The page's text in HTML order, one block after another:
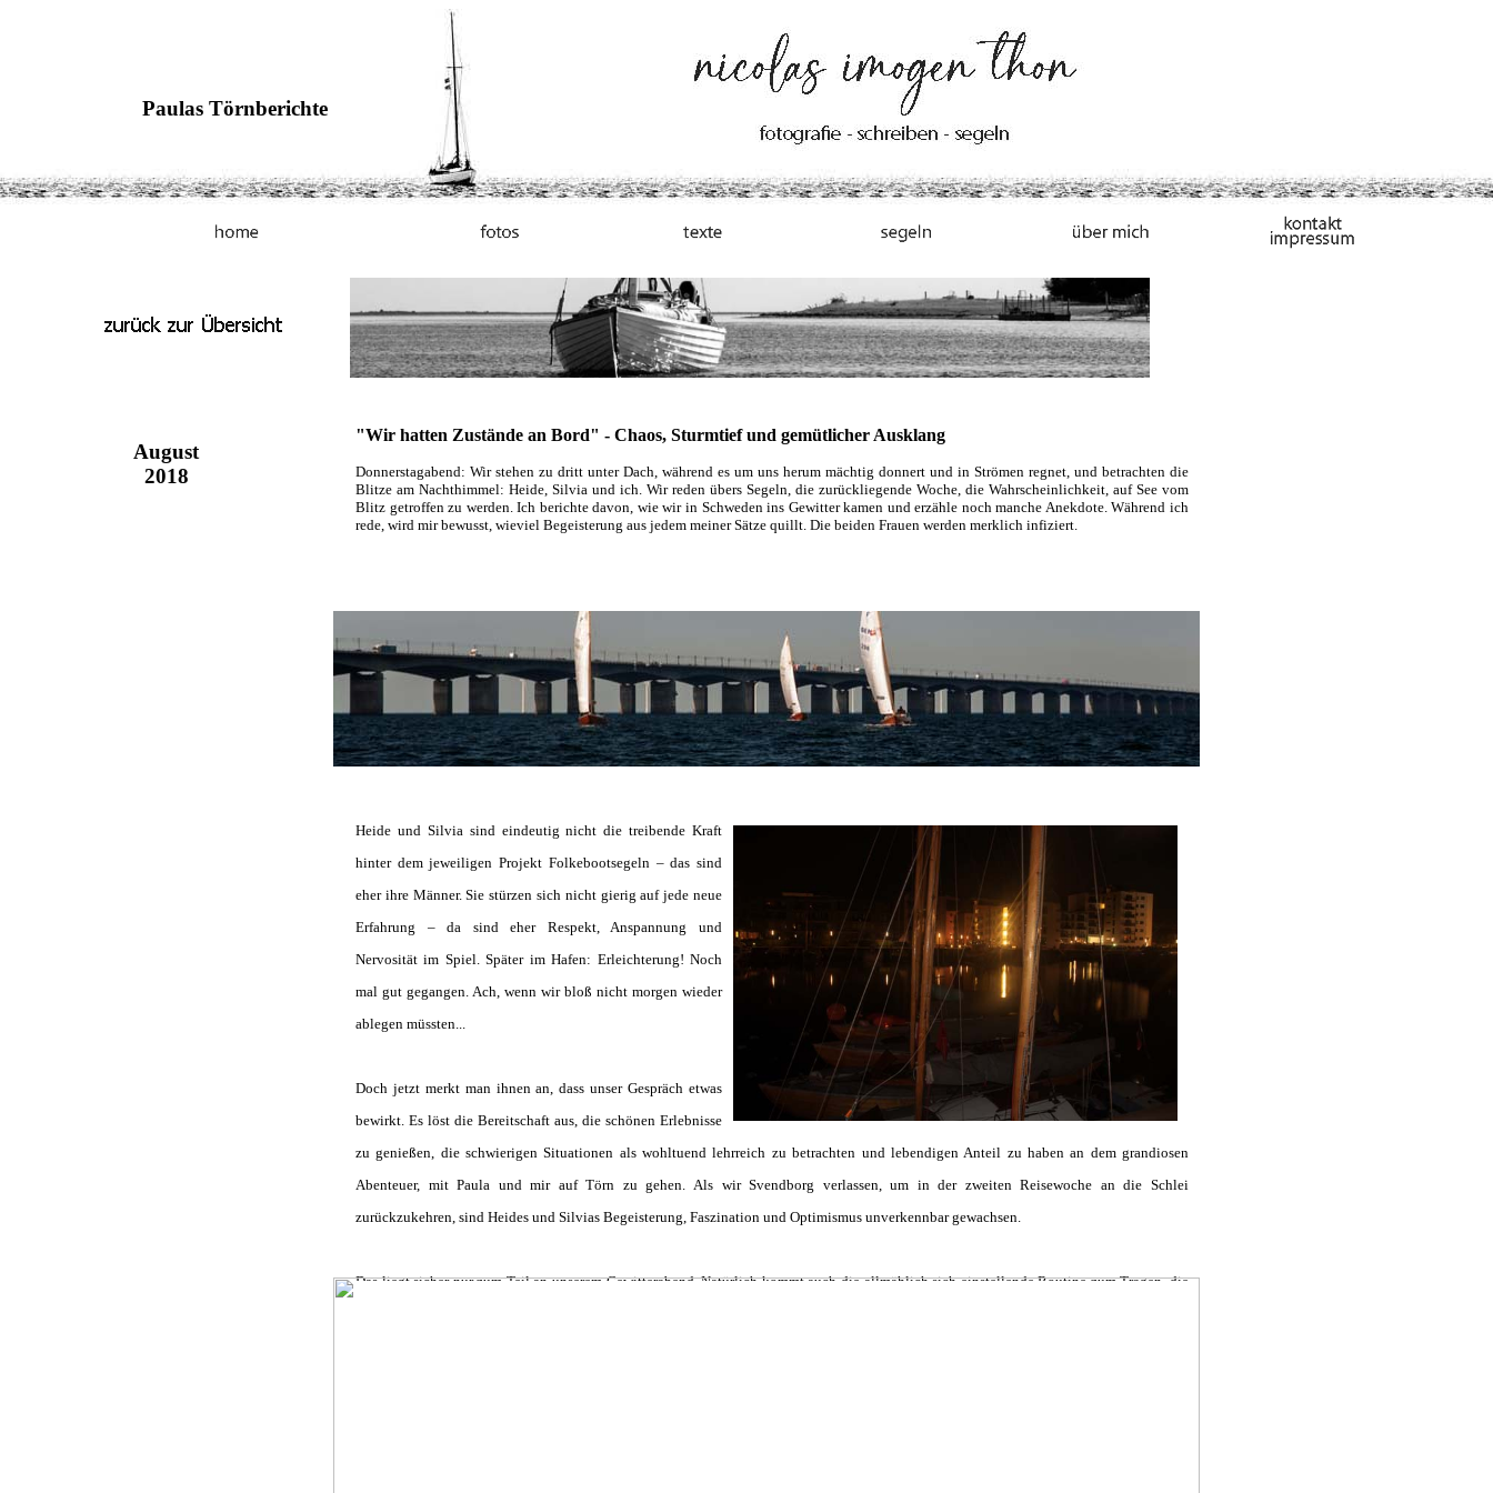
Paulas Törnberichte
"Wir hatten Zustände an Bord" - Chaos, Sturmtief und gemütlicher Ausklang
Donnerstagabend: Wir stehen zu dritt unter Dach, während es um uns herum mächtig donnert und in Strömen regnet, und betrachten die
Blitze am Nachthimmel: Heide, Silvia und ich. Wir reden übers Segeln, die zurückliegende Woche, die Wahrscheinlichkeit, auf See vom
Blitz getroffen zu werden. Ich berichte davon, wie wir in Schweden ins Gewitter kamen und erzähle noch manche Anekdote. Während ich
rede, wird mir bewusst, wieviel Begeisterung aus jedem meiner Sätze quillt. Die beiden Frauen werden merklich infiziert.
August
2018
Heide und Silvia sind eindeutig nicht die treibende Kraft
hinter dem jeweiligen Projekt Folkebootsegeln – das sind
eher ihre Männer. Sie stürzen sich nicht gierig auf jede neue
Erfahrung – da sind eher Respekt, Anspannung und
Nervosität im Spiel. Später im Hafen: Erleichterung! Noch
mal gut gegangen. Ach, wenn wir bloß nicht morgen wieder
ablegen müssten...
Doch jetzt merkt man ihnen an, dass unser Gespräch etwas
bewirkt. Es löst die Bereitschaft aus, die schönen Erlebnisse
zu genießen, die schwierigen Situationen als wohltuend lehrreich zu betrachten und lebendigen Anteil zu haben an dem grandiosen
Abenteuer, mit Paula und mir auf Törn zu gehen. Als wir Svendborg verlassen, um in der zweiten Reisewoche an die Schlei
zurückzukehren, sind Heides und Silvias Begeisterung, Faszination und Optimismus unverkennbar gewachsen.
Das liegt sicher nur zum Teil an unserem Gewitterabend. Natürlich kommt auch die allmählich sich einstellende Routine zum Tragen, die